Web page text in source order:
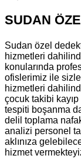
SUDAN
Sudan özel
hizmetleri
konularında
ofislerimiz ile
hizmetleri
çocuk takibi
tespiti boşanma
delil toplama
analizi personel
aklınıza
hizmet